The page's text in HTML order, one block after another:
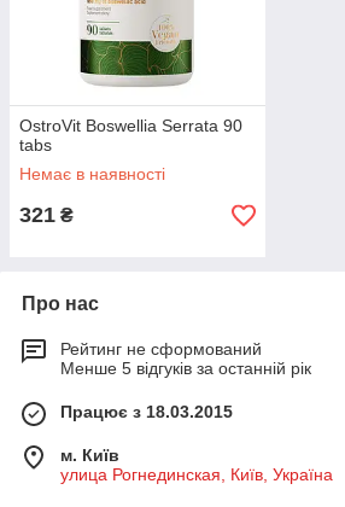
OstroVit Boswellia Serrata 90
tabs
Немає в наявності
321 ₴
Про нас
Рейтинг не сформований
Менше 5 відгуків за останній рік
Працює з 18.03.2015
м. Київ
улица Рогнединская, Київ, Україна